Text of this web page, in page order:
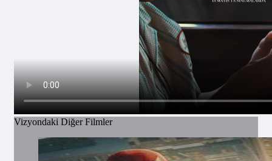
Vizyondaki Diğer Filmler